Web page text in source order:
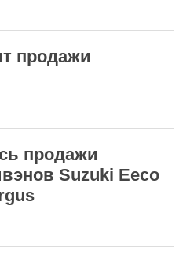
продажи
продажи
Suzuki Eeco